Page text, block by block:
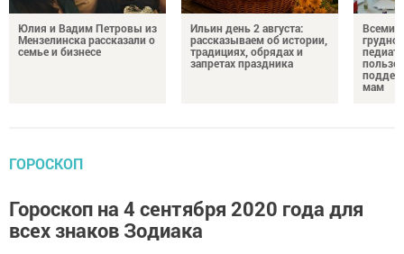
Юлия и Вадим Петровы из
Мензелинска рассказали о
семье и бизнесе
Ильин день 2 августа:
рассказываем об истории,
традициях, обрядах и
запретах праздника
пользе
мам
ГОРОСКОП
Гороскоп на 4 сентября 2020 года для
всех знаков Зодиака